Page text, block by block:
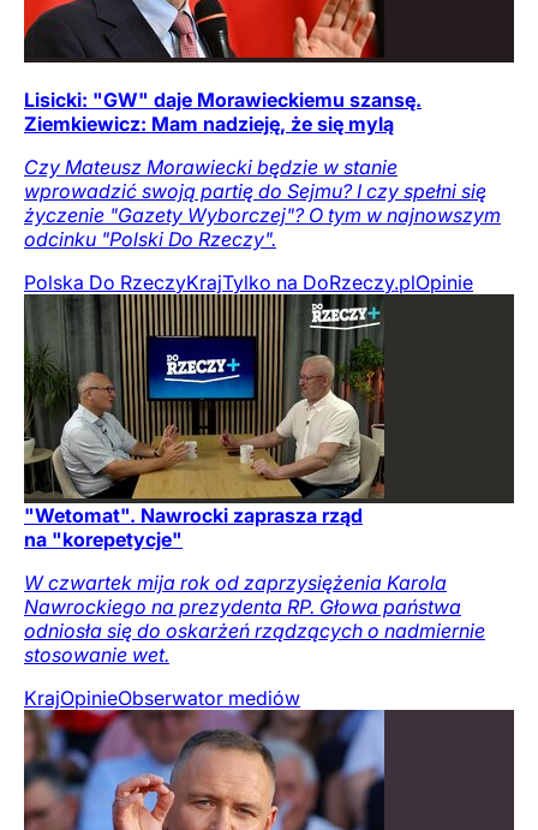
Lisicki: "GW" daje Morawieckiemu szansę.
Ziemkiewicz: Mam nadzieję, że się mylą
Czy Mateusz Morawiecki będzie w stanie
wprowadzić swoją partię do Sejmu? I czy spełni się
życzenie "Gazety Wyborczej"? O tym w najnowszym
odcinku "Polski Do Rzeczy".
Polska Do RzeczyKrajTylko na DoRzeczy.plOpinie
"Wetomat". Nawrocki zaprasza rząd
na "korepetycje"
W czwartek mija rok od zaprzysiężenia Karola
Nawrockiego na prezydenta RP. Głowa państwa
odniosła się do oskarżeń rządzących o nadmiernie
stosowanie wet.
KrajOpinieObserwator mediów